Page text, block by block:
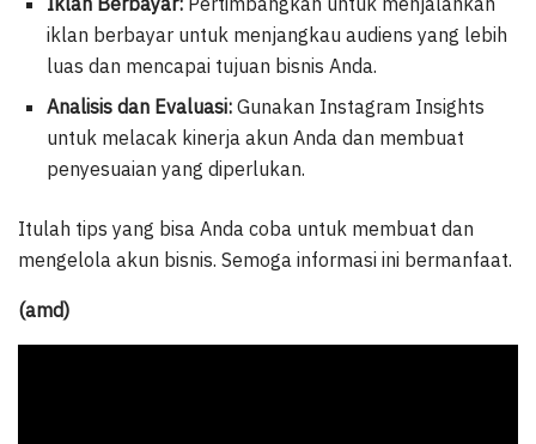
iklan berbayar untuk menjangkau audiens yang lebih
luas dan mencapai tujuan bisnis Anda.
Analisis dan Evaluasi: Gunakan Instagram Insights
untuk melacak kinerja akun Anda dan membuat
penyesuaian yang diperlukan.
Itulah tips yang bisa Anda coba untuk membuat dan
mengelola akun bisnis. Semoga informasi ini bermanfaat.
(amd)